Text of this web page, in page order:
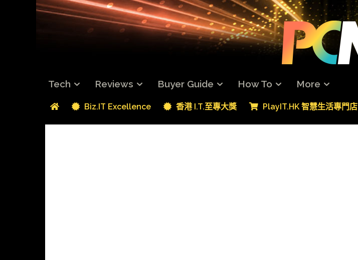
Tech Reviews Buyer Guide How To More
Biz.IT Excellence 香港 I.T.至專大獎 PlayIT.HK 智慧生活專門店